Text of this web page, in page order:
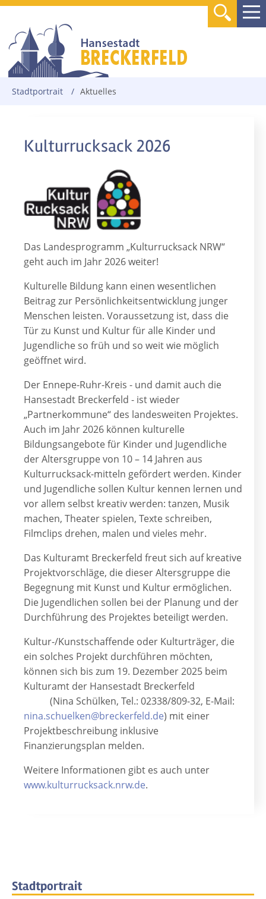
Stadtportrait / Aktuelles
Kulturrucksack 2026
Das Landesprogramm „Kulturrucksack NRW“
geht auch im Jahr 2026 weiter!
Kulturelle Bildung kann einen wesentlichen
Beitrag zur Persönlichkeitsentwicklung junger
Menschen leisten. Voraussetzung ist, dass die
Tür zu Kunst und Kultur für alle Kinder und
Jugendliche so früh und so weit wie möglich
geöffnet wird.
Der Ennepe-Ruhr-Kreis - und damit auch die
Hansestadt Breckerfeld - ist wieder
„Partnerkommune“ des landesweiten Projektes.
Auch im Jahr 2026 können kulturelle
Bildungsangebote für Kinder und Jugendliche
der Altersgruppe von 10 – 14 Jahren aus
Kulturrucksack-mitteln gefördert werden. Kinder
und Jugendliche sollen Kultur kennen lernen und
vor allem selbst kreativ werden: tanzen, Musik
machen, Theater spielen, Texte schreiben,
Filmclips drehen, malen und vieles mehr.
Das Kulturamt Breckerfeld freut sich auf kreative
Projektvorschläge, die dieser Altersgruppe die
Begegnung mit Kunst und Kultur ermöglichen.
Die Jugendlichen sollen bei der Planung und der
Durchführung des Projektes beteiligt werden.
Kultur-/Kunstschaffende oder Kulturträger, die
ein solches Projekt durchführen möchten,
können sich bis zum 19. Dezember 2025 beim
Kulturamt der Hansestadt Breckerfeld
(Nina Schülken, Tel.: 02338/809-32, E-Mail:
nina.schuelken@breckerfeld.de) mit einer
Projektbeschreibung inklusive
Finanzierungsplan melden.
Weitere Informationen gibt es auch unter
www.kulturrucksack.nrw.de.
Stadtportrait